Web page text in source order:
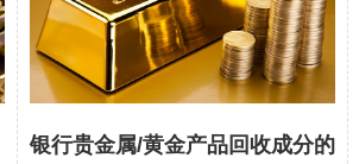
银行贵金属/黄金产品回收成分的